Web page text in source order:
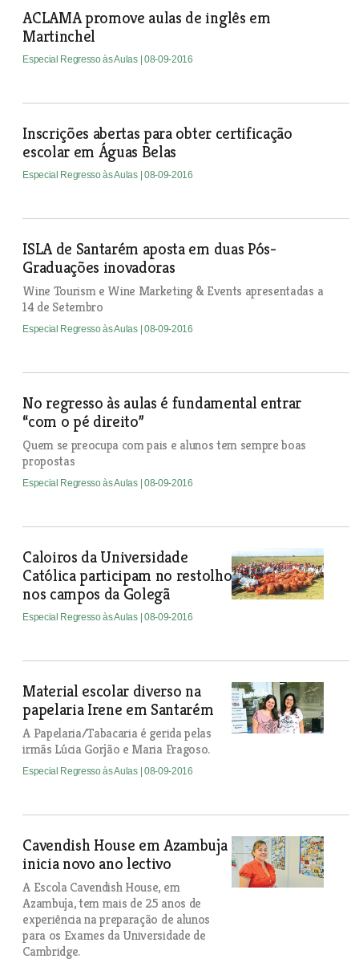
ACLAMA promove aulas de inglês em
Martinchel
Especial Regresso às Aulas | 08-09-2016
Inscrições abertas para obter certificação
escolar em Águas Belas
Especial Regresso às Aulas | 08-09-2016
ISLA de Santarém aposta em duas Pós-
Graduações inovadoras
Wine Tourism e Wine Marketing & Events apresentadas a
14 de Setembro
Especial Regresso às Aulas | 08-09-2016
No regresso às aulas é fundamental entrar
“com o pé direito”
Quem se preocupa com pais e alunos tem sempre boas
propostas
Especial Regresso às Aulas | 08-09-2016
Caloiros da Universidade
Católica participam no restolho
nos campos da Golegã
Especial Regresso às Aulas | 08-09-2016
Material escolar diverso na
papelaria Irene em Santarém
A Papelaria/Tabacaria é gerida pelas
irmãs Lúcia Gorjão e Maria Fragoso.
Especial Regresso às Aulas | 08-09-2016
Cavendish House em Azambuja
inicia novo ano lectivo
A Escola Cavendish House, em
Azambuja, tem mais de 25 anos de
experiência na preparação de alunos
para os Exames da Universidade de
Cambridge.